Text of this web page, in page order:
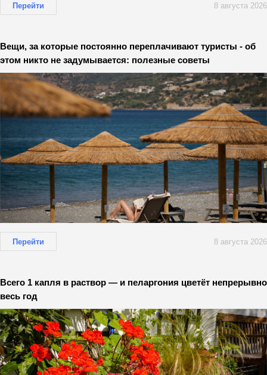
Перейти 8 августа 2026
Вещи, за которые постоянно переплачивают туристы - об
этом никто не задумывается: полезные советы
Перейти 8 августа 2026
Всего 1 капля в раствор — и пеларгония цветёт непрерывно
весь год